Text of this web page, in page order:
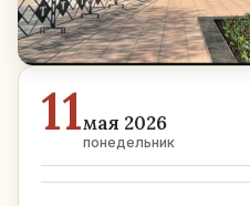
11мая 2026
понедельник